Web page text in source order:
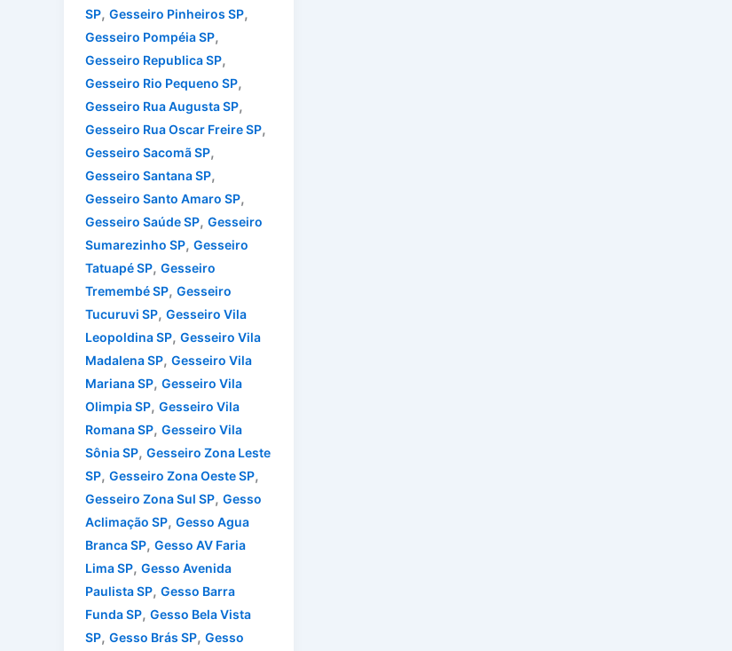
SP, Gesseiro Pinheiros SP,
Gesseiro Pompéia SP,
Gesseiro Republica SP,
Gesseiro Rio Pequeno SP,
Gesseiro Rua Augusta SP,
Gesseiro Rua Oscar Freire SP,
Gesseiro Sacomã SP,
Gesseiro Santana SP,
Gesseiro Santo Amaro SP,
Gesseiro Saúde SP, Gesseiro
Sumarezinho SP, Gesseiro
Tatuapé SP, Gesseiro
Tremembé SP, Gesseiro
Tucuruvi SP, Gesseiro Vila
Leopoldina SP, Gesseiro Vila
Madalena SP, Gesseiro Vila
Mariana SP, Gesseiro Vila
Olimpia SP, Gesseiro Vila
Romana SP, Gesseiro Vila
Sônia SP, Gesseiro Zona Leste
SP, Gesseiro Zona Oeste SP,
Gesseiro Zona Sul SP, Gesso
Aclimação SP, Gesso Agua
Branca SP, Gesso AV Faria
Lima SP, Gesso Avenida
Paulista SP, Gesso Barra
Funda SP, Gesso Bela Vista
SP, Gesso Brás SP, Gesso